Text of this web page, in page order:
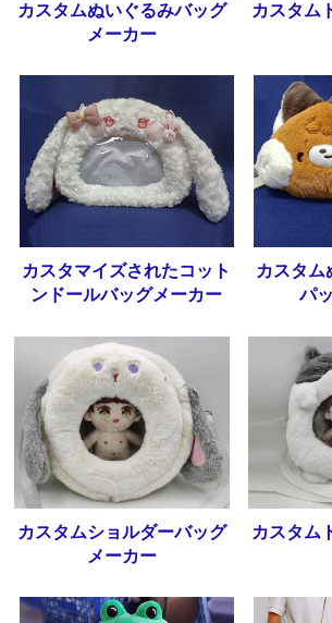
カスタムぬいぐるみバッグ
メーカー
カスタム
カスタマイズされたコット
ンドールバッグメーカー
カスタム
パ
カスタムショルダーバッグ
メーカー
カスタム